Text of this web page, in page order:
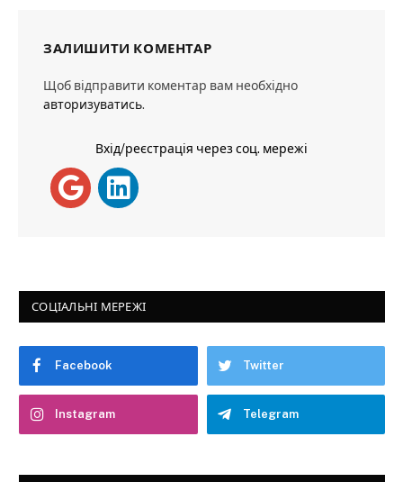
ЗАЛИШИТИ КОМЕНТАР
Щоб відправити коментар вам необхідно
авторизуватись.
Вхід/реєстрація через соц. мережі
СОЦІАЛЬНІ МЕРЕЖІ
Facebook Twitter
Instagram Telegram